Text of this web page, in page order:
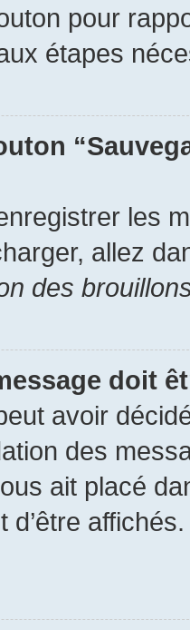
pour
étapes
les
allez
des
doit
avoir
des
ait placé
d’être